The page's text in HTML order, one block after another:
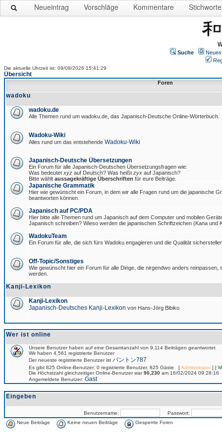
Neueintrag Vorschläge Kommentare Stichworte
Suche
Die aktuelle Uhrzeit ist: 09/08/2026 15:41:29
Übersicht
Foren
wadoku
wadoku.de
Alle Themen rund um wadoku.de, das Japanisch-Deutsche Online-Wörterbuch.
Wadoku-Wiki
Alles rund um das entstehende Wadoku-Wiki
Japanisch-Deutsche Übersetzungen
Ein Forum für alle Japanisch-Deutschen Übersetzungsfragen wie:
Was bedeutet xyz auf Deutsch? Was heißt zyx auf Japanisch?
Bitte wählt aussagekräftige Überschriften für eure Beiträge.
Japanische Grammatik
Hier wie gewünscht ein Forum, in dem wir alle Fragen rund um die japanische
beantworten können.
Japanisch auf PC/PDA
Hier bitte alle Themen rund um Japanisch auf dem Computer und mobilen
Japanisch schreiben? Wieso werden die japanischen Schriftzeichen (Kana und
WadokuTeam
Ein Forum für alle, die sich fürs Wadoku engagieren und die Qualität
Off-Topic/Sonstiges
Wie gewünscht hier ein Forum für alle Dinge, die nirgendwo anders reinpassen,
werden.
Kanji-Lexikon
Kanji-Lexikon
Japanisch-Deutsches Kanji-Lexikon von Hans-Jörg Bibiko
Wer ist online
Unsere Benutzer haben auf eine Gesamtanzahl von 9,114 Beiträgen geantwortet
Wir haben 4,561 registrierte Benutzer
Der neueste registrierte Benutzer ist パントン787
Es gibt 825 Online-Benutzer: 0 registrierte Benutzer, 825 Gäste [Administrator] [
Die Höchstzahl gleichzeitiger Online-Benutzer war90,230 am 16/02/2024 09:28:16
Angemeldete Benutzer: Gast
Eingeben
Benutzername:
Passwort:
Neue Beiträge
Keine neuen Beiträge Gesperrte Foren